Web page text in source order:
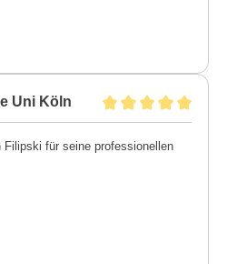
Uni Köln
Filipski für seine professionellen